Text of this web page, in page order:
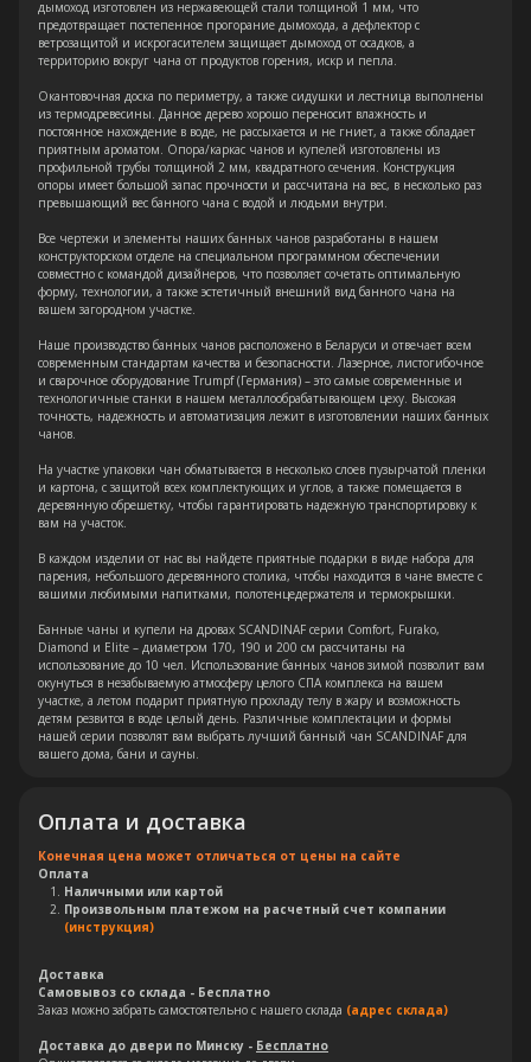
дымоход изготовлен из нержавеющей стали толщиной 1 мм, что
предотвращает постепенное прогорание дымохода, а дефлектор с
ветрозащитой и искрогасителем защищает дымоход от осадков, а
территорию вокруг чана от продуктов горения, искр и пепла.
Окантовочная доска по периметру, а также сидушки и лестница выполнены
из термодревесины. Данное дерево хорошо переносит влажность и
постоянное нахождение в воде, не рассыхается и не гниет, а также обладает
приятным ароматом. Опора/каркас чанов и купелей изготовлены из
профильной трубы толщиной 2 мм, квадратного сечения. Конструкция
опоры имеет большой запас прочности и рассчитана на вес, в несколько раз
превышающий вес банного чана с водой и людьми внутри.
Все чертежи и элементы наших банных чанов разработаны в нашем
конструкторском отделе на специальном программном обеспечении
совместно с командой дизайнеров, что позволяет сочетать оптимальную
форму, технологии, а также эстетичный внешний вид банного чана на
вашем загородном участке.
Наше производство банных чанов расположено в Беларуси и отвечает всем
современным стандартам качества и безопасности. Лазерное, листогибочное
и сварочное оборудование Trumpf (Германия) – это самые современные и
технологичные станки в нашем металлообрабатывающем цеху. Высокая
точность, надежность и автоматизация лежит в изготовлении наших банных
чанов.
На участке упаковки чан обматывается в несколько слоев пузырчатой пленки
и картона, с защитой всех комплектующих и углов, а также помещается в
деревянную обрешетку, чтобы гарантировать надежную транспортировку к
вам на участок.
В каждом изделии от нас вы найдете приятные подарки в виде набора для
парения, небольшого деревянного столика, чтобы находится в чане вместе с
вашими любимыми напитками, полотенцедержателя и термокрышки.
Банные чаны и купели на дровах SCANDINAF серии Comfort, Furako,
Diamond и Elite – диаметром 170, 190 и 200 см рассчитаны на
использование до 10 чел. Использование банных чанов зимой позволит вам
окунуться в незабываемую атмосферу целого СПА комплекса на вашем
участке, а летом подарит приятную прохладу телу в жару и возможность
детям резвится в воде целый день. Различные комплектации и формы
нашей серии позволят вам выбрать лучший банный чан SCANDINAF для
вашего дома, бани и сауны.
Оплата и доставка
Конечная цена может отличаться от цены на сайте
Оплата
Наличными или картой
Произвольным платежом на расчетный счет компании
(инструкция)
Доставка
Самовывоз со склада - Бесплатно
Заказ можно забрать самостоятельно с нашего склада (адрес склада)
Доставка до двери по Минску - Бесплатно
Остались вопросы?
Оставьте свои контакты. Наш
специалист свяжется с Вами в
кратчайшие сроки. Мы знаем
правильный выбор.
Консультация